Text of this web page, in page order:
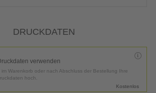
DRUCKDATEN
verwenden
Warenkorb oder nach Abschluss der Bestellung Ihre
hoch.
Kostenlos